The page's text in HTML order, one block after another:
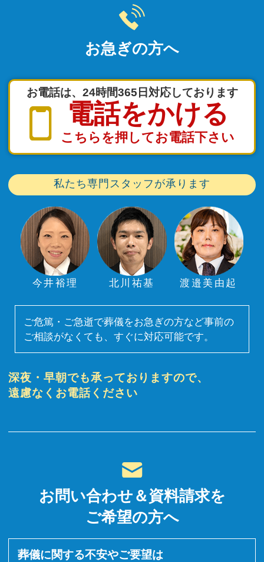
お急ぎの方へ
お電話は、24時間365日対応しております
電話をかける
こちらを押してお電話下さい
私たち専門スタッフが承ります
今井裕理 北川祐基 渡邉美由起
ご危篤・ご急逝で葬儀をお急ぎの方など事前の
ご相談がなくても、すぐに対応可能です。
深夜・早朝でも承っておりますので、
遠慮なくお電話ください
お問い合わせ＆資料請求を
ご希望の方へ
葬儀に関する不安やご要望は